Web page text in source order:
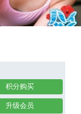
积分购买
升级会员